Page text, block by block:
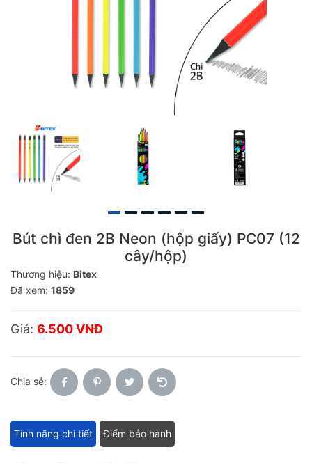
Bút chì đen 2B Neon (hộp giấy) PC07 (12
cây/hộp)
Thương hiệu: Bitex
Đã xem: 1859
Giá: 6.500 VNĐ
Chia sẻ:
Tính năng chi tiết Điểm bảo hành